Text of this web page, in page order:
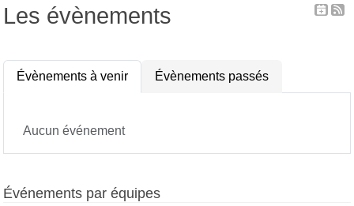
Les évènements
Évènements à venir Évènements passés
Aucun événement
Événements par équipes